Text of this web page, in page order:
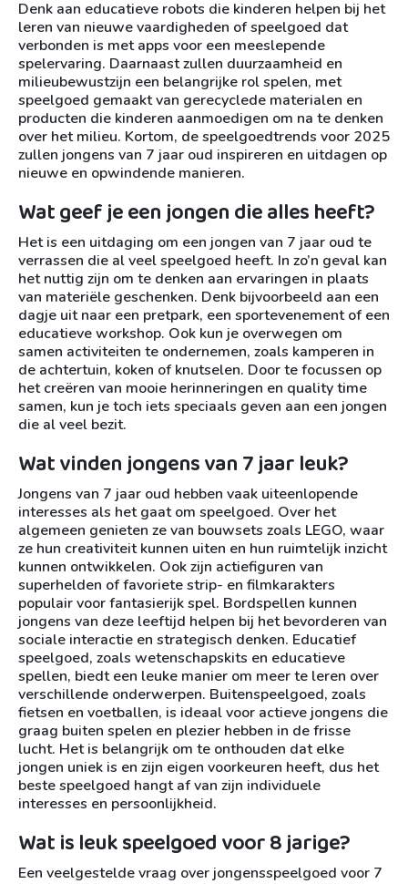
Denk aan educatieve robots die kinderen helpen bij het
leren van nieuwe vaardigheden of speelgoed dat
verbonden is met apps voor een meeslepende
spelervaring. Daarnaast zullen duurzaamheid en
milieubewustzijn een belangrijke rol spelen, met
speelgoed gemaakt van gerecyclede materialen en
producten die kinderen aanmoedigen om na te denken
over het milieu. Kortom, de speelgoedtrends voor 2025
zullen jongens van 7 jaar oud inspireren en uitdagen op
nieuwe en opwindende manieren.
Wat geef je een jongen die alles heeft?
Het is een uitdaging om een jongen van 7 jaar oud te
verrassen die al veel speelgoed heeft. In zo’n geval kan
het nuttig zijn om te denken aan ervaringen in plaats
van materiële geschenken. Denk bijvoorbeeld aan een
dagje uit naar een pretpark, een sportevenement of een
educatieve workshop. Ook kun je overwegen om
samen activiteiten te ondernemen, zoals kamperen in
de achtertuin, koken of knutselen. Door te focussen op
het creëren van mooie herinneringen en quality time
samen, kun je toch iets speciaals geven aan een jongen
die al veel bezit.
Wat vinden jongens van 7 jaar leuk?
Jongens van 7 jaar oud hebben vaak uiteenlopende
interesses als het gaat om speelgoed. Over het
algemeen genieten ze van bouwsets zoals LEGO, waar
ze hun creativiteit kunnen uiten en hun ruimtelijk inzicht
kunnen ontwikkelen. Ook zijn actiefiguren van
superhelden of favoriete strip- en filmkarakters
populair voor fantasierijk spel. Bordspellen kunnen
jongens van deze leeftijd helpen bij het bevorderen van
sociale interactie en strategisch denken. Educatief
speelgoed, zoals wetenschapskits en educatieve
spellen, biedt een leuke manier om meer te leren over
verschillende onderwerpen. Buitenspeelgoed, zoals
fietsen en voetballen, is ideaal voor actieve jongens die
graag buiten spelen en plezier hebben in de frisse
lucht. Het is belangrijk om te onthouden dat elke
jongen uniek is en zijn eigen voorkeuren heeft, dus het
beste speelgoed hangt af van zijn individuele
interesses en persoonlijkheid.
Wat is leuk speelgoed voor 8 jarige?
Een veelgestelde vraag over jongensspeelgoed voor 7